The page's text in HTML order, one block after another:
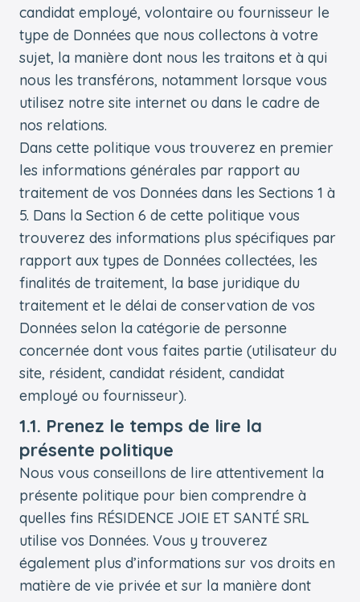
candidat employé, volontaire ou fournisseur le
type de Données que nous collectons à votre
sujet, la manière dont nous les traitons et à qui
nous les transférons, notamment lorsque vous
utilisez notre site internet ou dans le cadre de
nos relations.
Dans cette politique vous trouverez en premier
les informations générales par rapport au
traitement de vos Données dans les Sections 1 à
5. Dans la Section 6 de cette politique vous
trouverez des informations plus spécifiques par
rapport aux types de Données collectées, les
finalités de traitement, la base juridique du
traitement et le délai de conservation de vos
Données selon la catégorie de personne
concernée dont vous faites partie (utilisateur du
site, résident, candidat résident, candidat
employé ou fournisseur).
1.1. Prenez le temps de lire la
présente politique
Nous vous conseillons de lire attentivement la
présente politique pour bien comprendre à
quelles fins RÉSIDENCE JOIE ET SANTÉ SRL
utilise vos Données. Vous y trouverez
également plus d’informations sur vos droits en
matière de vie privée et sur la manière dont